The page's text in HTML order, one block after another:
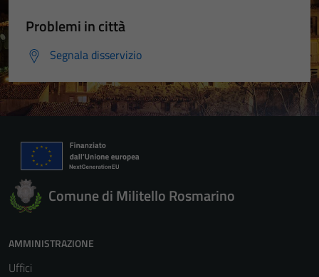
Problemi in città
Segnala disservizio
Comune di Militello Rosmarino
AMMINISTRAZIONE
Uffici